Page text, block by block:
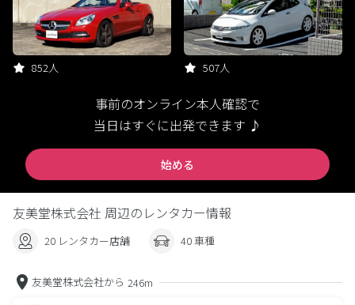
852人 507人
事前のオンライン本人確認で
当日はすぐに出発できます ♪
始める
友美堂株式会社 周辺のレンタカー情報
20 レンタカー店舗 40 車種
友美堂株式会社から 246m